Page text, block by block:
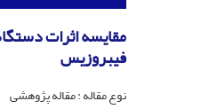
مقایسه اثرات
فیبروزیس
نوع مقاله : مقاله پژوهشی